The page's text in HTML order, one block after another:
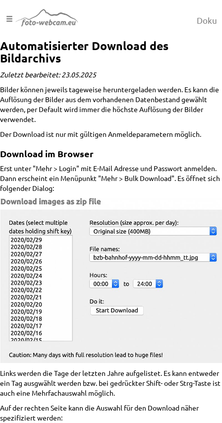
Doku
Automatisierter Download des
Bildarchivs
Zuletzt bearbeitet: 23.05.2025
Bilder können jeweils tageweise heruntergeladen werden. Es kann die
Auflösung der Bilder aus dem vorhandenen Datenbestand gewählt
werden, per Default wird immer die höchste Auflösung der Bilder
verwendet.
Der Download ist nur mit gültigen Anmeldeparametern möglich.
Download im Browser
Erst unter "Mehr > Login" mit E-Mail Adresse und Passwort anmelden.
Dann erscheint ein Menüpunkt "Mehr > Bulk Download". Es öffnet sich
folgender Dialog:
Links werden die Tage der letzten Jahre aufgelistet. Es kann entweder
ein Tag ausgwählt werden bzw. bei gedrückter Shift- oder Strg-Taste ist
auch eine Mehrfachauswahl möglich.
Auf der rechten Seite kann die Auswahl für den Download näher
spezifiziert werden: